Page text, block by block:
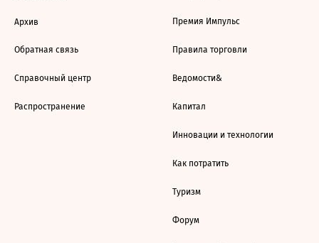
Архив
Обратная связь
Справочный центр
Распространение
Премия Импульс
Правила торговли
Ведомости&
Капитал
Инновации и технологии
Как потратить
Туризм
Форум